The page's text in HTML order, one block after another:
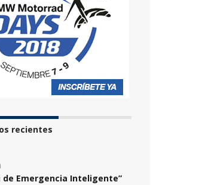
recientes
de Emergencia Inteligente”